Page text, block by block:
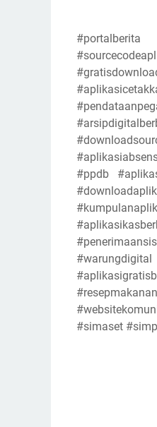
#portalberita
#ppdb
#simaset